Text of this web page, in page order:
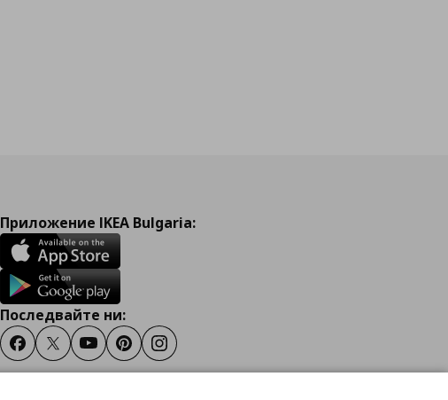
Приложение IKEA Bulgaria:
Последвайте ни:
FacebookTwitterYoutubePinterestInstagram